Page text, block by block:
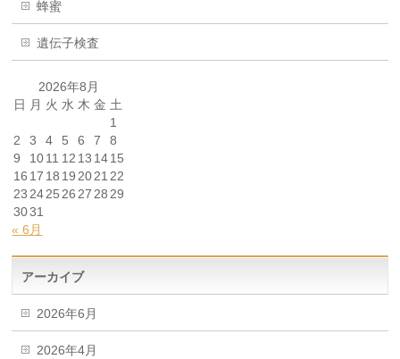
蜂蜜
遺伝子検査
2026年8月
日 月 火 水 木 金 土
1
2
3 4 5 6 7
8
9
1011 12 13 1415
16 17 18 19 2021 22
23 2425 26 27 28 29
3031
« 6月
アーカイブ
2026年6月
2026年4月